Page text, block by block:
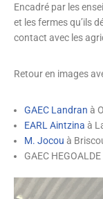
Encadré par les
et les fermes qu’ils
contact avec les
Retour en images
GAEC Landran à
EARL Aintzina à
M. Jocou à
GAEC HEGOALDE